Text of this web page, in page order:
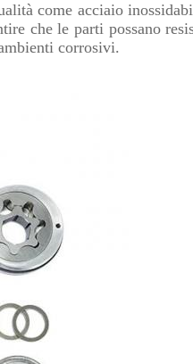
come acciaio
che le parti possano
corrosivi.